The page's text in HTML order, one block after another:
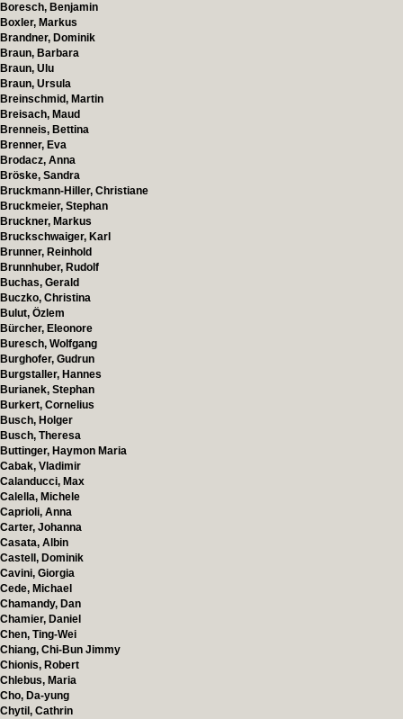
Boresch, Benjamin
Boxler, Markus
Brandner, Dominik
Braun, Barbara
Braun, Ulu
Braun, Ursula
Breinschmid, Martin
Breisach, Maud
Brenneis, Bettina
Brenner, Eva
Brodacz, Anna
Bröske, Sandra
Bruckmann-Hiller, Christiane
Bruckmeier, Stephan
Bruckner, Markus
Bruckschwaiger, Karl
Brunner, Reinhold
Brunnhuber, Rudolf
Buchas, Gerald
Buczko, Christina
Bulut, Özlem
Bürcher, Eleonore
Buresch, Wolfgang
Burghofer, Gudrun
Burgstaller, Hannes
Burianek, Stephan
Burkert, Cornelius
Busch, Holger
Busch, Theresa
Buttinger, Haymon Maria
Cabak, Vladimir
Calanducci, Max
Calella, Michele
Caprioli, Anna
Carter, Johanna
Casata, Albin
Castell, Dominik
Cavini, Giorgia
Cede, Michael
Chamandy, Dan
Chamier, Daniel
Chen, Ting-Wei
Chiang, Chi-Bun Jimmy
Chionis, Robert
Chlebus, Maria
Cho, Da-yung
Chytil, Cathrin